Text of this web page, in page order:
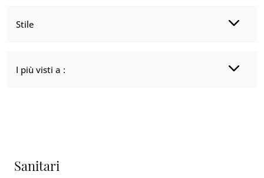
Stile
I più visti a :
Sanitari